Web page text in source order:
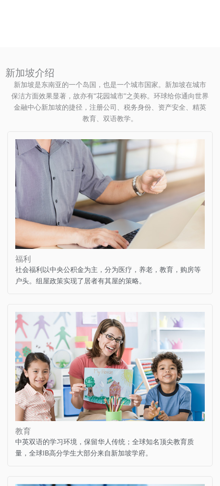
新加坡介绍
新加坡是东南亚的一个岛国，也是一个城市国家。新加坡在城市
保洁方面效果显著，故亦有“花园城市”之美称。环球给你通向世界
金融中心新加坡的捷径，注册公司、税务身份、资产安全、精英
教育、双语教学。
福利
社会福利以中央公积金为主，分为医疗，养老，教育，购房等
户头。组屋政策实现了居者有其屋的策略。
教育
中英双语的学习环境，保留华人传统；全球知名顶尖教育质
量，全球IB高分学生大部分来自新加坡学府。